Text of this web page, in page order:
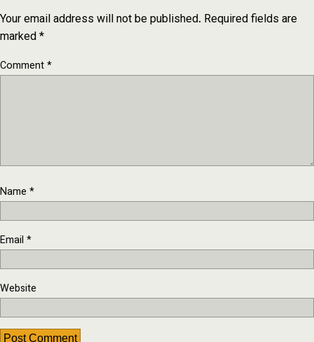
Your email address will not be published. Required fields are
marked*
Comment*
Name *
Email *
Website